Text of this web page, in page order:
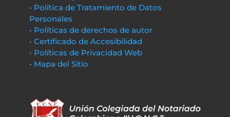
• Política de Tratamiento de Datos
Personales
• Políticas de derechos de autor
• Certificado de Accesibilidad
• Políticas de Privacidad Web
• Mapa del Sitio